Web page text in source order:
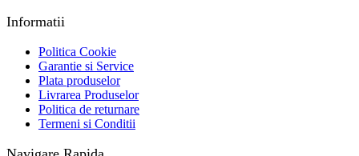
Informatii
Politica Cookie
Garantie si Service
Plata produselor
Livrarea Produselor
Politica de returnare
Termeni si Conditii